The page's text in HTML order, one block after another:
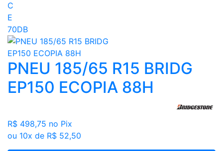
C
E
70DB
PNEU 185/65 R15 BRIDG
EP150 ECOPIA 88H
R$ 498,75 no Pix
ou 10x de R$ 52,50